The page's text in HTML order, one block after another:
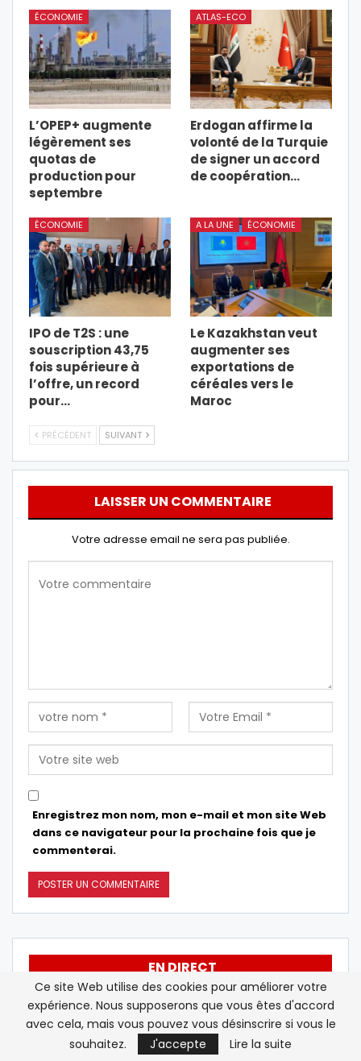
ÉCONOMIE
L’OPEP+ augmente
légèrement ses
quotas de
production pour
septembre
ATLAS-ECO
Erdogan affirme la
volonté de la Turquie
de signer un accord
de coopération…
ÉCONOMIE
IPO de T2S : une
souscription 43,75
fois supérieure à
l’offre, un record
pour…
A LA UNE ÉCONOMIE
Le Kazakhstan veut
augmenter ses
exportations de
céréales vers le
Maroc
PRÉCÉDENT SUIVANT
LAISSER UN COMMENTAIRE
Votre adresse email ne sera pas publiée.
Enregistrez mon nom, mon e-mail et mon site Web
dans ce navigateur pour la prochaine fois que je
commenterai.
EN DIRECT
12:17
Le Sénat américain confirme Todd
Blanche au poste de procureur
général
Ce site Web utilise des cookies pour améliorer votre
expérience. Nous supposerons que vous êtes d'accord
avec cela, mais vous pouvez vous désinscrire si vous le
souhaitez.
J'accepte Lire la suite